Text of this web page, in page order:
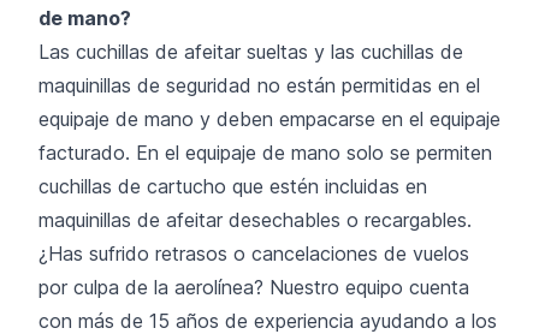
de mano?
Las cuchillas de afeitar sueltas y las cuchillas de
maquinillas de seguridad no están permitidas en el
equipaje de mano y deben empacarse en el equipaje
facturado. En el equipaje de mano solo se permiten
cuchillas de cartucho que estén incluidas en
maquinillas de afeitar desechables o recargables.
¿Has sufrido retrasos o cancelaciones de vuelos
por culpa de la aerolínea? Nuestro equipo cuenta
con más de 15 años de experiencia ayudando a los